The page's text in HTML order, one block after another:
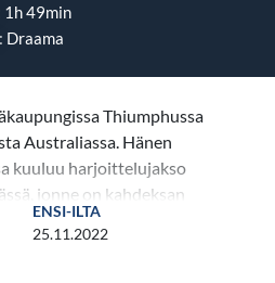
1h 49min
Draama
Thiumphussa
Australiassa. Hänen
kuuluu harjoittelujakso
jonne on kahdeksan
kaupungista.
häntä aluksi hirvittää kylän
kyläläiset –
ENSI-ILTA
25.11.2022